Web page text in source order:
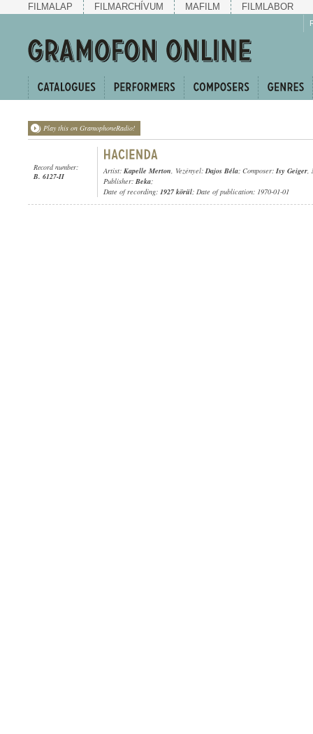
FILMALAP FILMARCHÍVUM MAFILM FILMLABOR
Play this on GramophoneRadio!
Record number:
B. 6127-II
Artist: Kapelle Merton, Vezényel:Dajos Béla; Composer: Isy Geiger,
Publisher: Beka;
Date of recording: 1927 körül; Date of publication: 1970-01-01